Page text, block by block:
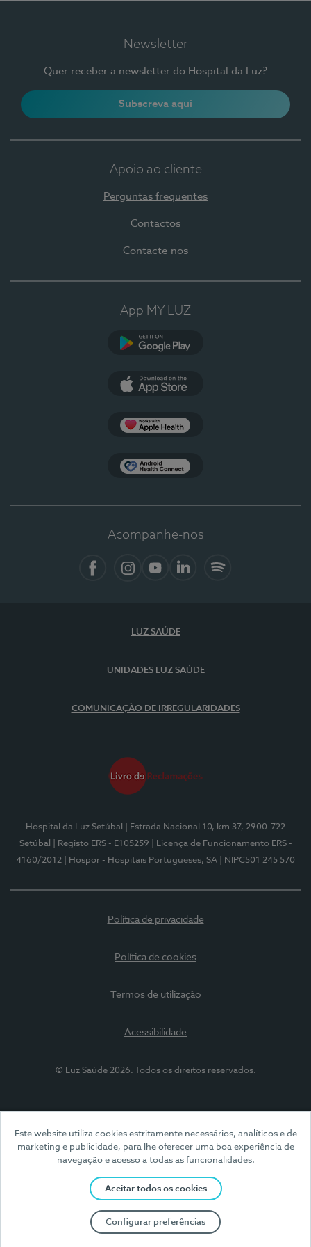
Este website utiliza cookies estritamente necessários, analíticos e de
marketing e publicidade, para lhe oferecer uma boa experiência de
navegação e acesso a todas as funcionalidades.
Aceitar todos os cookies
Configurar preferências
Newsletter
Quer receber a newsletter do Hospital da Luz?
Subscreva aqui
Apoio ao cliente
Perguntas frequentes
Contactos
Contacte-nos
App MY LUZ
Acompanhe-nos
LUZ SAÚDE
UNIDADES LUZ SAÚDE
COMUNICAÇÃO DE IRREGULARIDADES
Hospital da Luz Setúbal
| Estrada Nacional 10, km 37, 2900-722
Setúbal
| Registo ERS - E105259
| Licença de Funcionamento ERS -
4160/2012
| Hospor - Hospitais Portugueses, SA | NIPC501 245 570
Política de privacidade
Política de cookies
Termos de utilização
Acessibilidade
© Luz Saúde 2026. Todos os direitos reservados.